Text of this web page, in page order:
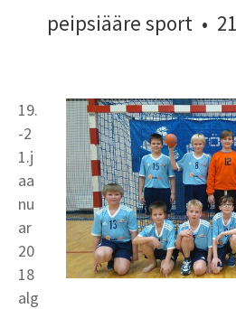
peipsiääre sport •
19.
-2
1.j
aa
nu
ar
20
18
alg